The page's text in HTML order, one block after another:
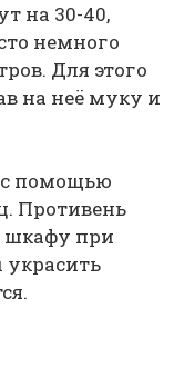
на 30-40,
немного
Для этого
на неё муку и
с помощью
Противень
шкафу при
украсить